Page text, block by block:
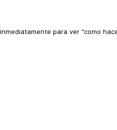
para ver “como